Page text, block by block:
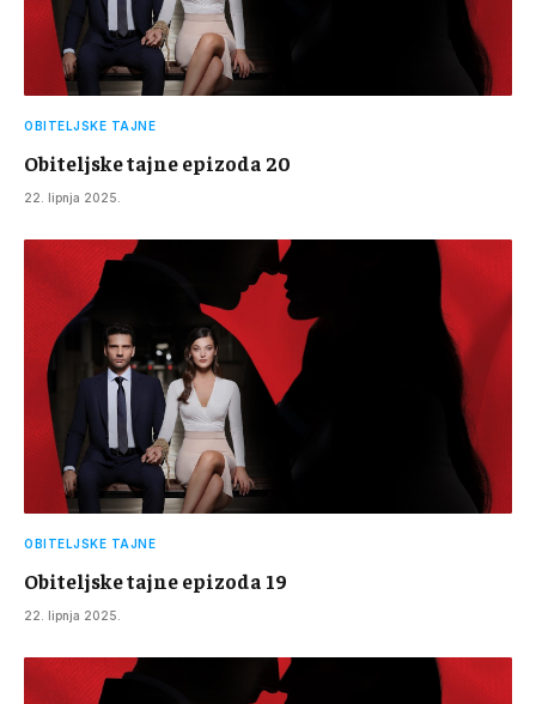
OBITELJSKE TAJNE
Obiteljske tajne epizoda 20
22. lipnja 2025.
OBITELJSKE TAJNE
Obiteljske tajne epizoda 19
22. lipnja 2025.